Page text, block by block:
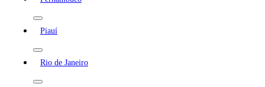
Piauí
Rio de Janeiro